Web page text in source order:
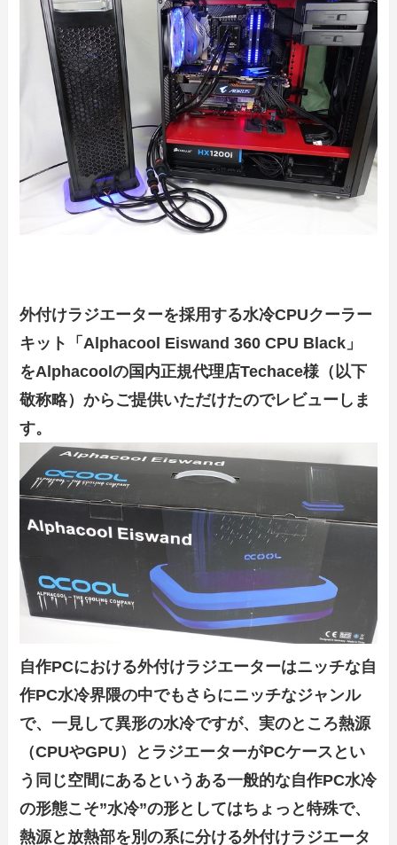
外付けラジエーターを採用する水冷CPUクーラー
キット「Alphacool Eiswand 360 CPU Black」
をAlphacoolの国内正規代理店Techace様（以下
敬称略）からご提供いただけたのでレビューしま
す。
自作PCにおける外付けラジエーターはニッチな自
作PC水冷界隈の中でもさらにニッチなジャンル
で、一見して異形の水冷ですが、実のところ熱源
（CPUやGPU）とラジエーターがPCケースとい
う同じ空間にあるというある一般的な自作PC水冷
の形態こそ”水冷”の形としてはちょっと特殊で、
熱源と放熱部を別の系に分ける外付けラジエータ